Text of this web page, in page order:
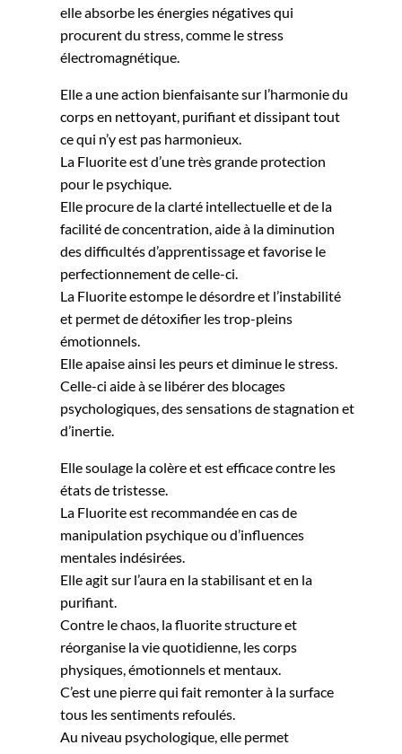
elle absorbe les énergies négatives qui
procurent du stress, comme le stress
électromagnétique.
Elle a une action bienfaisante sur l’harmonie du
corps en nettoyant, purifiant et dissipant tout
ce qui n’y est pas harmonieux.
La Fluorite est d’une très grande protection
pour le psychique.
Elle procure de la clarté intellectuelle et de la
facilité de concentration, aide à la diminution
des difficultés d’apprentissage et favorise le
perfectionnement de celle-ci.
La Fluorite estompe le désordre et l’instabilité
et permet de détoxifier les trop-pleins
émotionnels.
Elle apaise ainsi les peurs et diminue le stress.
Celle-ci aide à se libérer des blocages
psychologiques, des sensations de stagnation et
d’inertie.
Elle soulage la colère et est efficace contre les
états de tristesse.
La Fluorite est recommandée en cas de
manipulation psychique ou d’influences
mentales indésirées.
Elle agit sur l’aura en la stabilisant et en la
purifiant.
Contre le chaos, la fluorite structure et
réorganise la vie quotidienne, les corps
physiques, émotionnels et mentaux.
C’est une pierre qui fait remonter à la surface
tous les sentiments refoulés.
Au niveau psychologique, elle permet